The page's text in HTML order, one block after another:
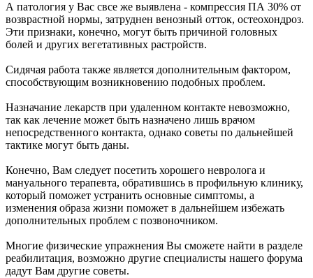
А патология у Вас свсе же выявлена - компрессия ПА 30% от
возврастной нормы, затруднен венозный отток, остеохондроз.
Эти признаки, конечно, могут быть причиной головных
болей и других вегетативных растройств.
Сидячая работа также является дополнительным фактором,
способствующим возникновению подобных проблем.
Назначание лекарств при удаленном контакте невозможно,
так как лечение может быть назначено лишь врачом
непосредственного контакта, однако советы по дальнейшей
тактике могут быть даны.
Конечно, Вам следует посетить хорошего невролога и
мануального терапевта, обратившись в профильную клинику,
который поможет устранить основные симптомы, а
изменения образа жизни поможет в дальнейшем избежать
дополнительных проблем с позвоночником.
Многие физические упражнения Вы сможете найти в разделе
реабилитация, возможно другие специалисты нашего форума
дадут Вам другие советы.